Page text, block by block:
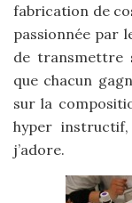
fabrication de
passionnée par
de transmettre
que chacun
sur la
hyper
j’adore.